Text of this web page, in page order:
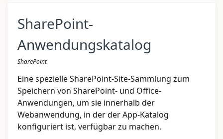
SharePoint-
Anwendungskatalog
SharePoint
Eine spezielle SharePoint-Site-Sammlung zum
Speichern von SharePoint- und Office-
Anwendungen, um sie innerhalb der
Webanwendung, in der der App-Katalog
konfiguriert ist, verfügbar zu machen.